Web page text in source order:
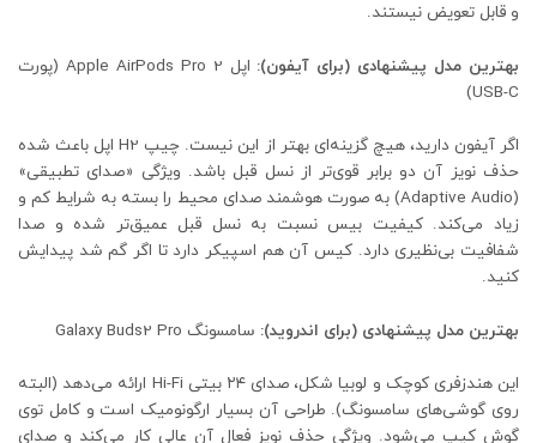
و قابل تعویض نیستند.
بهترین مدل پیشنهادی (برای آیفون):
اپل Apple AirPods Pro 2 (پورت
USB-C)
اگر آیفون دارید، هیچ گزینه‌ای بهتر از این نیست. چیپ H2 اپل باعث شده
حذف نویز آن دو برابر قوی‌تر از نسل قبل باشد. ویژگی «صدای تطبیقی»
(Adaptive Audio) به صورت هوشمند صدای محیط را بسته به شرایط کم و
زیاد می‌کند. کیفیت بیس نسبت به نسل قبل عمیق‌تر شده و صدا
شفافیت بی‌نظیری دارد. کیس آن هم اسپیکر دارد تا اگر گم شد پیدایش
کنید.
بهترین مدل پیشنهادی (برای اندروید): سامسونگ Galaxy Buds2 Pro
این هندزفری کوچک و لوبیا شکل، صدای ۲۴ بیتی Hi-Fi ارائه می‌دهد (البته
روی گوشی‌های سامسونگ). طراحی آن بسیار ارگونومیک است و کامل توی
گوش کیپ می‌شود. ویژگی حذف نویز فعال آن عالی کار می‌کند و صدای